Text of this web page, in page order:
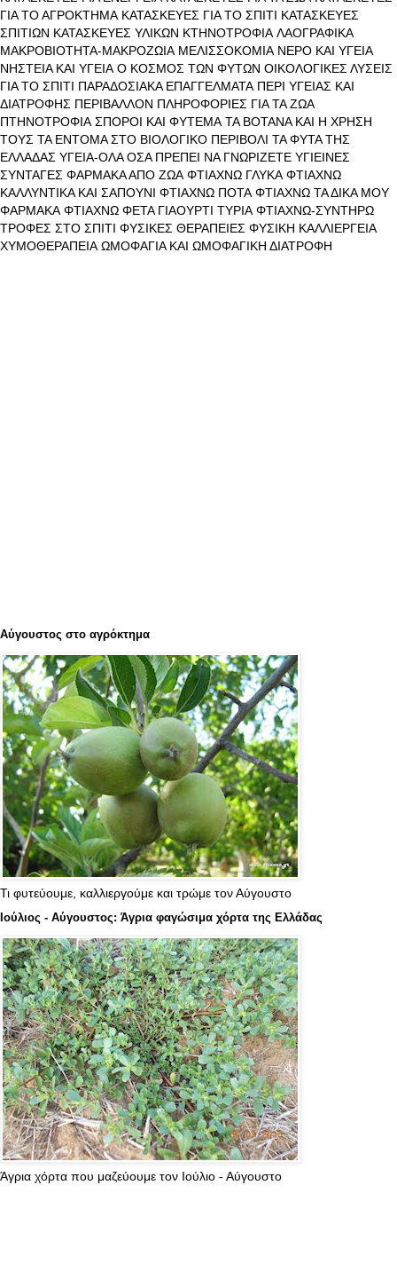
ΓΙΑ ΤΟ ΑΓΡΟΚΤΗΜΑ ΚΑΤΑΣΚΕΥΕΣ ΓΙΑ ΤΟ ΣΠΙΤΙ ΚΑΤΑΣΚΕΥΕΣ
ΣΠΙΤΙΩΝ ΚΑΤΑΣΚΕΥΕΣ ΥΛΙΚΩΝ ΚΤΗΝΟΤΡΟΦΙΑ ΛΑΟΓΡΑΦΙΚΑ
ΜΑΚΡΟΒΙΟΤΗΤΑ-ΜΑΚΡΟΖΩΙΑ ΜΕΛΙΣΣΟΚΟΜΙΑ ΝΕΡΟ ΚΑΙ ΥΓΕΙΑ
ΝΗΣΤΕΙΑ ΚΑΙ ΥΓΕΙΑ Ο ΚΟΣΜΟΣ ΤΩΝ ΦΥΤΩΝ ΟΙΚΟΛΟΓΙΚΕΣ ΛΥΣΕΙΣ
ΓΙΑ ΤΟ ΣΠΙΤΙ ΠΑΡΑΔΟΣΙΑΚΑ ΕΠΑΓΓΕΛΜΑΤΑ ΠΕΡΙ ΥΓΕΙΑΣ ΚΑΙ
ΔΙΑΤΡΟΦΗΣ ΠΕΡΙΒΑΛΛΟΝ ΠΛΗΡΟΦΟΡΙΕΣ ΓΙΑ ΤΑ ΖΩΑ
ΠΤΗΝΟΤΡΟΦΙΑ ΣΠΟΡΟΙ ΚΑΙ ΦΥΤΕΜΑ ΤΑ ΒΟΤΑΝΑ ΚΑΙ Η ΧΡΗΣΗ
ΤΟΥΣ ΤΑ ΕΝΤΟΜΑ ΣΤΟ ΒΙΟΛΟΓΙΚΟ ΠΕΡΙΒΟΛΙ ΤΑ ΦΥΤΑ ΤΗΣ
ΕΛΛΑΔΑΣ ΥΓΕΙΑ-ΟΛΑ ΟΣΑ ΠΡΕΠΕΙ ΝΑ ΓΝΩΡΙΖΕΤΕ ΥΓΙΕΙΝΕΣ
ΣΥΝΤΑΓΕΣ ΦΑΡΜΑΚΑ ΑΠΟ ΖΩΑ ΦΤΙΑΧΝΩ ΓΛΥΚΑ ΦΤΙΑΧΝΩ
ΚΑΛΛΥΝΤΙΚΑ ΚΑΙ ΣΑΠΟΥΝΙ ΦΤΙΑΧΝΩ ΠΟΤΑ ΦΤΙΑΧΝΩ ΤΑ ΔΙΚΑ ΜΟΥ
ΦΑΡΜΑΚΑ ΦΤΙΑΧΝΩ ΦΕΤΑ ΓΙΑΟΥΡΤΙ ΤΥΡΙΑ ΦΤΙΑΧΝΩ-ΣΥΝΤΗΡΩ
ΤΡΟΦΕΣ ΣΤΟ ΣΠΙΤΙ ΦΥΣΙΚΕΣ ΘΕΡΑΠΕΙΕΣ ΦΥΣΙΚΗ ΚΑΛΛΙΕΡΓΕΙΑ
ΧΥΜΟΘΕΡΑΠΕΙΑ ΩΜΟΦΑΓΙΑ ΚΑΙ ΩΜΟΦΑΓΙΚΗ ΔΙΑΤΡΟΦΗ
Αύγουστος στο αγρόκτημα
Τι φυτεύουμε, καλλιεργούμε και τρώμε τον Αύγουστο
Ιούλιος - Αύγουστος: Άγρια φαγώσιμα χόρτα της Ελλάδας
Άγρια χόρτα που μαζεύουμε τον Ιούλιο - Αύγουστο